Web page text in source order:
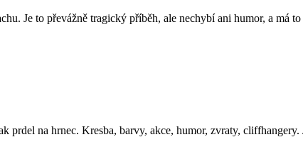
Je to převážně tragický příběh, ale nechybí ani humor, a má
prdel na hrnec. Kresba, barvy, akce, humor, zvraty,